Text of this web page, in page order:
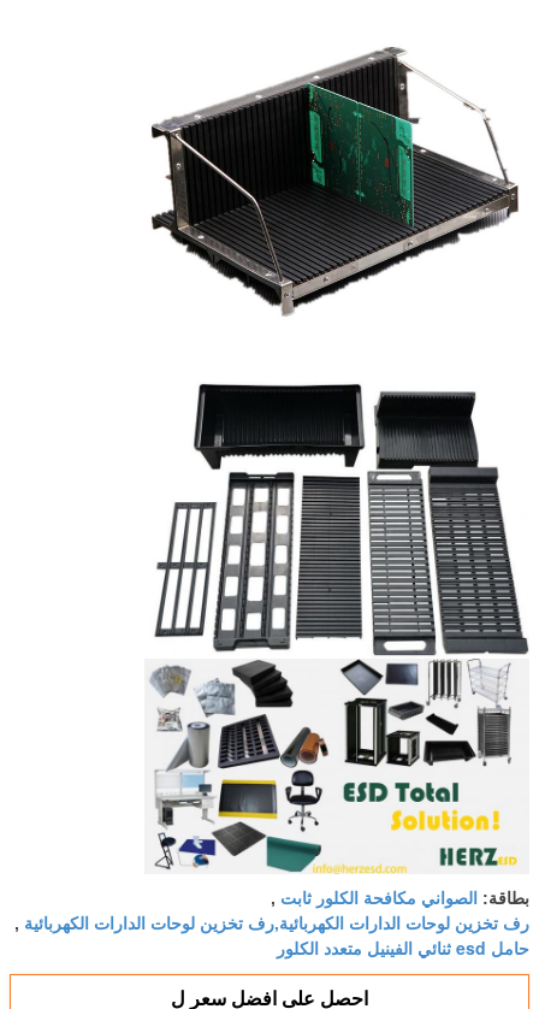
بطاقة: الصواني مكافحة الكلور ثابت ,
رف تخزين لوحات الدارات الكهربائية,رف تخزين لوحات الدارات الكهربائية ,
حامل esd ثنائي الفينيل متعدد الكلور
احصل على افضل سعر ل